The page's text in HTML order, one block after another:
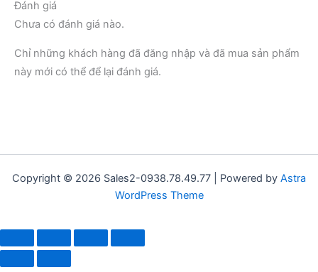
Đánh giá
Chưa có đánh giá nào.
Chỉ những khách hàng đã đăng nhập và đã mua sản phẩm
này mới có thể để lại đánh giá.
Copyright © 2026 Sales2-0938.78.49.77 | Powered by Astra
WordPress Theme